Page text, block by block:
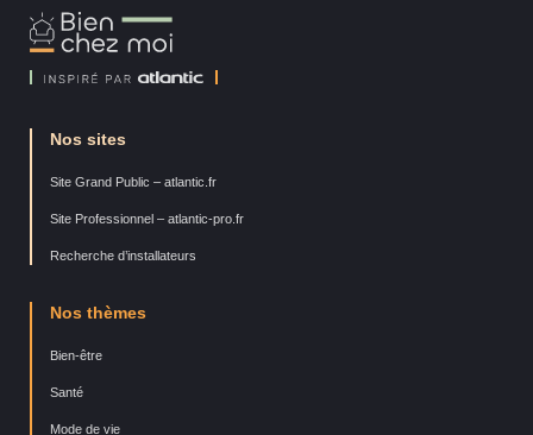
Bien
Chez
Nos sites
Site Grand Public – atlantic.fr
Site Professionnel – atlantic-pro.fr
Recherche d’installateurs
Nos thèmes
Bien-être
Santé
Mode de vie